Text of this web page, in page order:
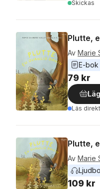
Skickas
Plutte,
Av Marie
E-bok
79 kr
Läs
Plutte,
Av Marie
109 kr